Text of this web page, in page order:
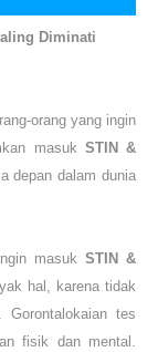
Diminati
orang yang ingin
masuk STIN &
depan dalam dunia
masuk STIN &
hal, karena tidak
Gorontalokaian tes
fisik dan mental.